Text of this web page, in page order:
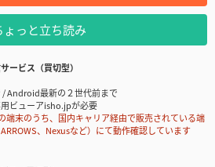
ょっと立ち読み
ービス（買切型）
/ Android最新の２世代前まで
ビューアisho.jpが必要
末のうち、国内キャリア経由で販売されている端
、Nexusなど）にて動作確認しています